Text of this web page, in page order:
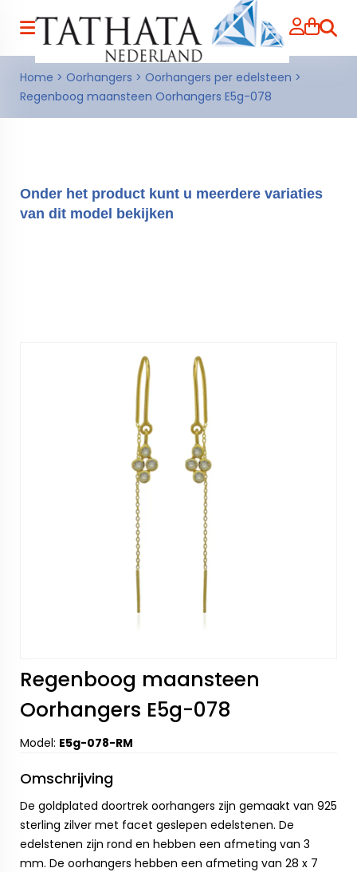
Home > Oorhangers > Oorhangers per edelsteen >
Regenboog maansteen Oorhangers E5g-078
Onder het product kunt u meerdere variaties
van dit model bekijken
Regenboog maansteen
Oorhangers E5g-078
Model: E5g-078-RM
Omschrijving
De goldplated doortrek oorhangers zijn gemaakt van 925
sterling zilver met facet geslepen edelstenen. De
edelstenen zijn rond en hebben een afmeting van 3
mm. De oorhangers hebben een afmeting van 28 x 7